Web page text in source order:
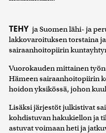
TEHY ja Suomen lähi- ja
lakkovaroituksen torstaina
sairaanhoitopiirin
Vuorokauden mittainen
Hämeen sairaanhoitopiirin
hoidon yksikössä, johon
Lisäksi järjestöt julkistivat
kohdistuvan hakukiellon ja
astuvat voimaan heti ja